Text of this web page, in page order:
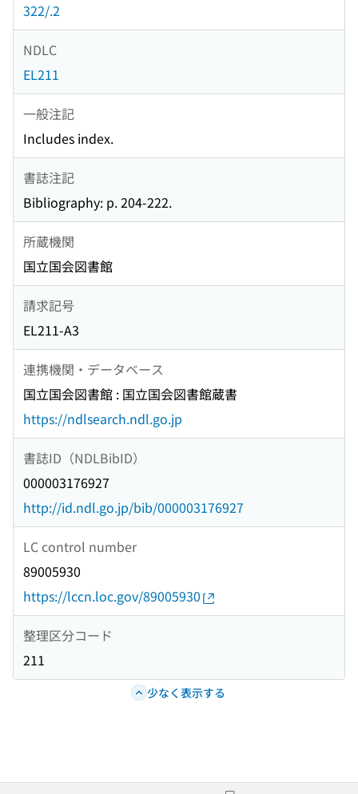
322/.2
NDLC
EL211
一般注記
Includes index.
書誌注記
Bibliography: p. 204-222.
所蔵機関
国立国会図書館
請求記号
EL211-A3
連携機関・データベース
国立国会図書館 : 国立国会図書館蔵書
https://ndlsearch.ndl.go.jp
書誌ID（NDLBibID）
000003176927
http://id.ndl.go.jp/bib/000003176927
LC control number
89005930
https://lccn.loc.gov/89005930
整理区分コード
211
少なく表示する